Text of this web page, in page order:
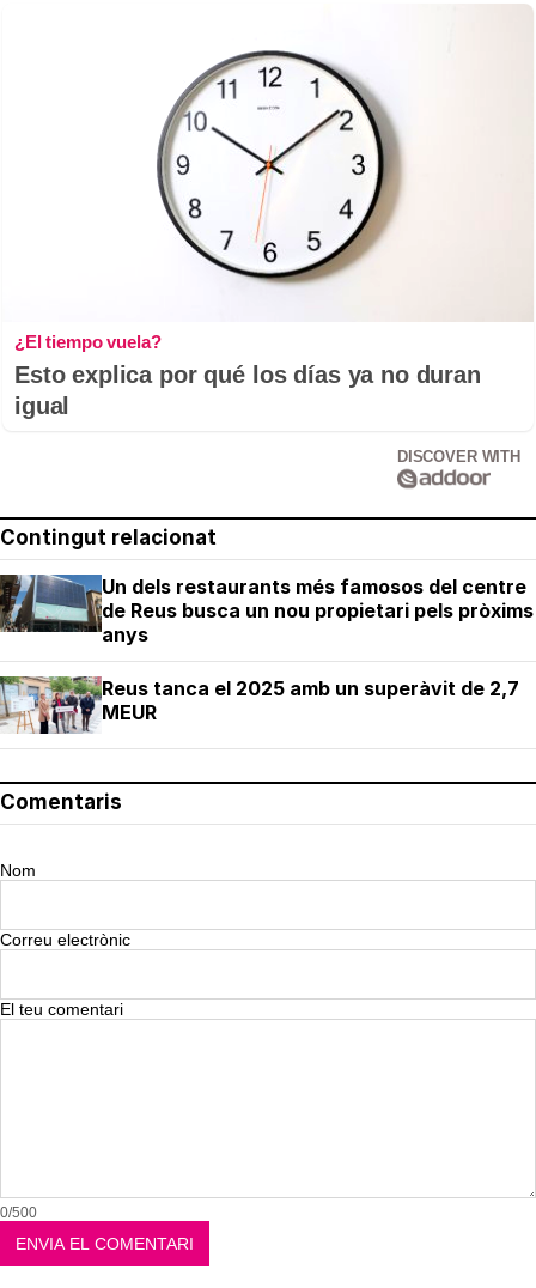
¿El tiempo vuela?
Esto explica por qué los días ya no duran
igual
DISCOVER WITH
Contingut relacionat
Un dels restaurants més famosos del centre
de Reus busca un nou propietari pels pròxims
anys
Reus tanca el 2025 amb un superàvit de 2,7
MEUR
Comentaris
Nom
Correu electrònic
El teu comentari
0/500